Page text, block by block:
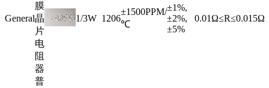
General
膜
晶
片
电
阻
器
1/3W 1206
±1500PPM/
℃
±1%,
±2%,
±5%
0.01Ω≤R≤0.015Ω
普